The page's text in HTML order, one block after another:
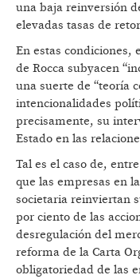
una baja reinversión
elevadas tasas de
En estas condiciones,
de Rocca subyacen
una suerte de “teoría
intencionalidades
precisamente, su
Estado en las
Tal es el caso de,
que las empresas en
societaria reinviertan
por ciento de las
desregulación del
reforma de la Carta
obligatoriedad de las